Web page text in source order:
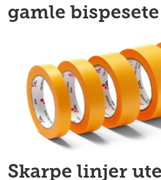
gamle bispesete
Skarpe linjer